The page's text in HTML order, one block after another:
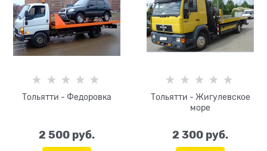
Тольятти - Федоровка
2 500 руб.
Тольятти - Жигулевское
море
2 300 руб.